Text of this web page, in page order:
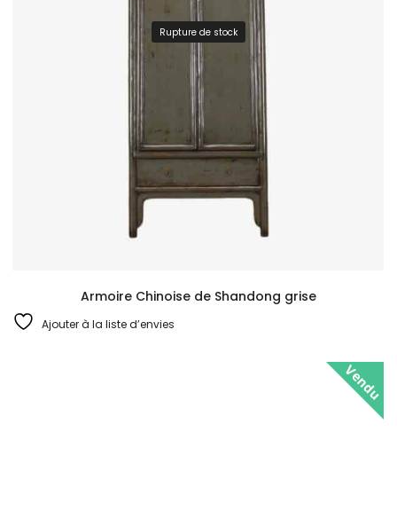
Rupture de stock
Armoire Chinoise de Shandong grise
Ajouter à la liste d’envies
Vendu